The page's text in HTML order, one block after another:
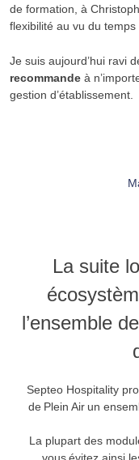
de formation, à
flexibilité au vu du temps
Je suis aujourd’hui ravi
recommande à
gestion d’établissement.
La suite
l’ensemble
Septeo Hospitality
de Plein Air un
La plupart des